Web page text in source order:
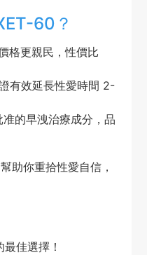
60？
格更親民，性價比
有效延長性愛時間 2-
的早洩治療成分，品
助你重拾性愛自信，
佳選擇！